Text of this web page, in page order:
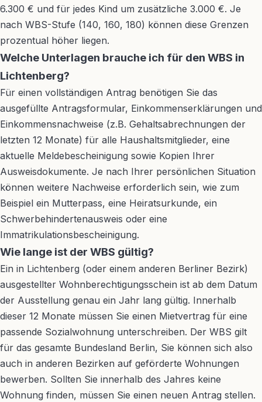
6.300 € und für jedes Kind um zusätzliche 3.000 €. Je
nach WBS-Stufe (140, 160, 180) können diese Grenzen
prozentual höher liegen.
Welche Unterlagen brauche ich für den WBS in
Lichtenberg?
Für einen vollständigen Antrag benötigen Sie das
ausgefüllte Antragsformular, Einkommenserklärungen und
Einkommensnachweise (z.B. Gehaltsabrechnungen der
letzten 12 Monate) für alle Haushaltsmitglieder, eine
aktuelle Meldebescheinigung sowie Kopien Ihrer
Ausweisdokumente. Je nach Ihrer persönlichen Situation
können weitere Nachweise erforderlich sein, wie zum
Beispiel ein Mutterpass, eine Heiratsurkunde, ein
Schwerbehindertenausweis oder eine
Immatrikulationsbescheinigung.
Wie lange ist der WBS gültig?
Ein in Lichtenberg (oder einem anderen Berliner Bezirk)
ausgestellter Wohnberechtigungsschein ist ab dem Datum
der Ausstellung genau ein Jahr lang gültig. Innerhalb
dieser 12 Monate müssen Sie einen Mietvertrag für eine
passende Sozialwohnung unterschreiben. Der WBS gilt
für das gesamte Bundesland Berlin, Sie können sich also
auch in anderen Bezirken auf geförderte Wohnungen
bewerben. Sollten Sie innerhalb des Jahres keine
Wohnung finden, müssen Sie einen neuen Antrag stellen.